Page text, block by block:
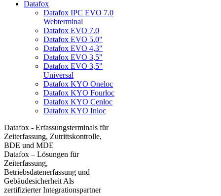
Datafox
Datafox IPC EVO 7.0
Webterminal
Datafox EVO 7.0
Datafox EVO 5.0"
Datafox EVO 4,3"
Datafox EVO 3,5"
Datafox EVO 3,5"
Universal
Datafox KYO Oneloc
Datafox KYO Fourloc
Datafox KYO Cenloc
Datafox KYO Inloc
Datafox - Erfassungsterminals für
Zeiterfassung, Zutrittskontrolle,
BDE und MDE
Datafox – Lösungen für
Zeiterfassung,
Betriebsdatenerfassung und
Gebäudesicherheit Als
zertifizierter Integrationspartner